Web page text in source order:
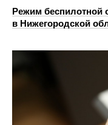
Режим беспилотной
в Нижегородской